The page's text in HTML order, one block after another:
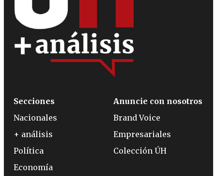
Secciones
Nacionales
+ análisis
Política
Economía
Anuncie con nosotros
Brand Voice
Empresariales
Colección ÚH